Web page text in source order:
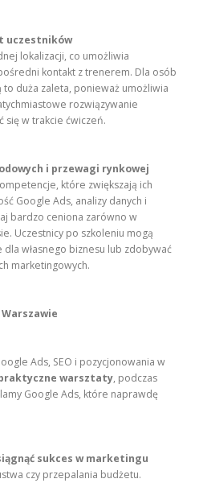
uczestników
lokalizacji, co umożliwia
kontakt z trenerem. Dla osób
duża zaleta, ponieważ umożliwia
rozwiązywanie
w trakcie ćwiczeń.
i przewagi rynkowej
które zwiększają ich
Google Ads, analizy danych i
bardzo ceniona zarówno w
Uczestnicy po szkoleniu mogą
własnego biznesu lub zdobywać
marketingowych.
Warszawie
Ads, SEO i pozycjonowania w
warsztaty, podczas
Google Ads, które naprawdę
sukces w marketingu
czy przepalania budżetu.